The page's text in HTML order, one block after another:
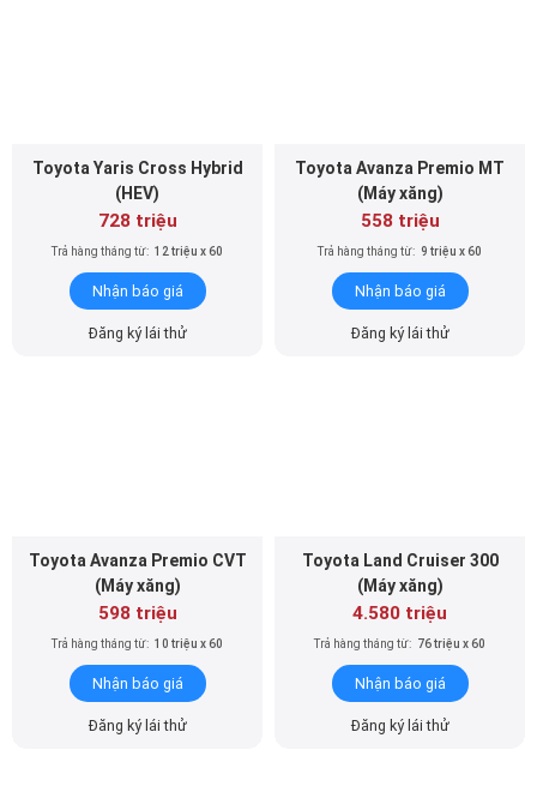
Toyota Yaris Cross Hybrid
(HEV)
728 triệu
Trả hàng tháng từ: 12 triệu x 60
Nhận báo giá
Đăng ký lái thử
Toyota Avanza Premio MT
(Máy xăng)
558 triệu
Trả hàng tháng từ: 9 triệu x 60
Nhận báo giá
Đăng ký lái thử
Toyota Avanza Premio CVT
(Máy xăng)
598 triệu
Trả hàng tháng từ: 10 triệu x 60
Nhận báo giá
Đăng ký lái thử
Toyota Land Cruiser 300
(Máy xăng)
4.580 triệu
Trả hàng tháng từ: 76 triệu x 60
Nhận báo giá
Đăng ký lái thử